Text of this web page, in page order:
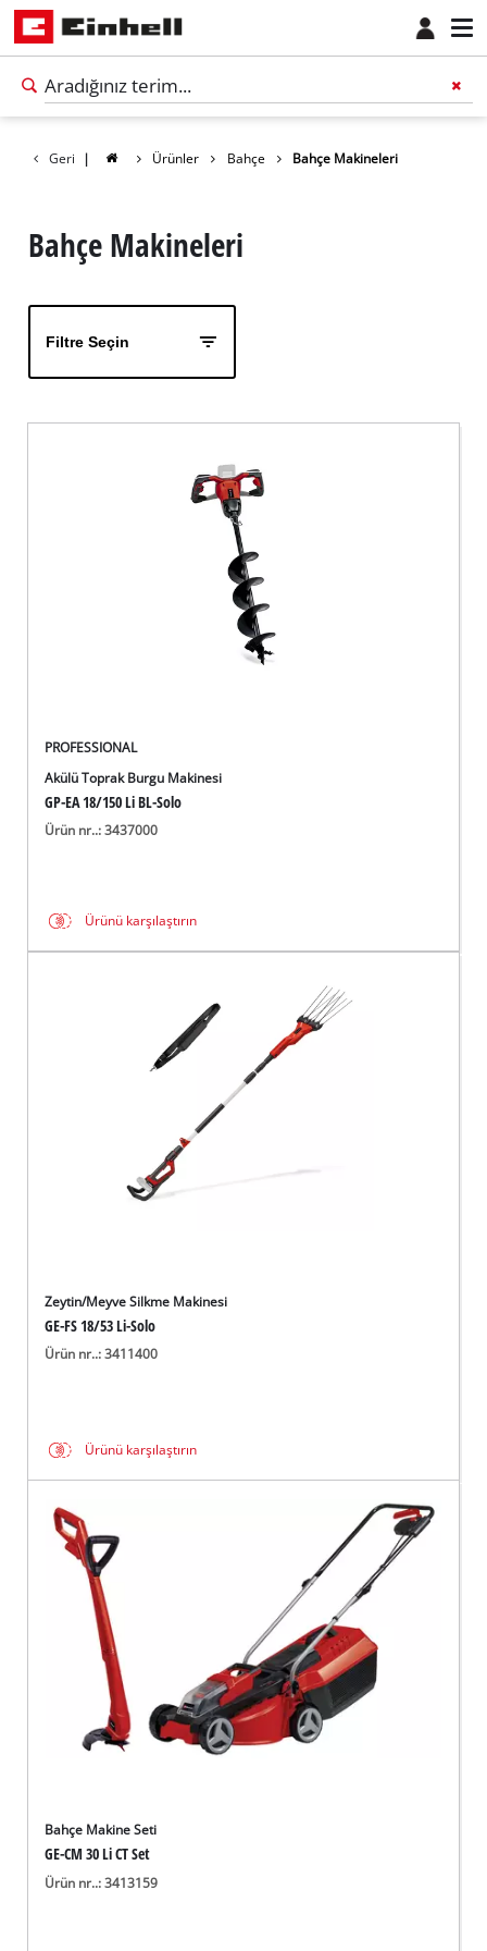
Geri | Ürünler Bahçe Bahçe Makineleri
Bahçe Makineleri
Filtre Seçin
PROFESSIONAL
Akülü Toprak Burgu Makinesi
GP-EA 18/150 Li BL-Solo
Ürün nr..: 3437000
Ürünü karşılaştırın
Zeytin/Meyve Silkme Makinesi
GE-FS 18/53 Li-Solo
Ürün nr..: 3411400
Ürünü karşılaştırın
Bahçe Makine Seti
GE-CM 30 Li CT Set
Ürün nr..: 3413159